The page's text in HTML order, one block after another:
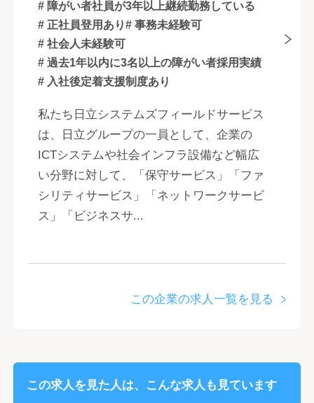
# 障がい者社員が3年以上継続勤務している
# 正社員登用あり# 事務未経験可
# 社会人未経験可
# 過去1年以内に3名以上の障がい者採用実績
# 入社後定着支援制度あり
私たち日立システムズフィールドサービス
は、日立グループの一員として、企業の
ICTシステムや社会インフラ設備など幅広
い分野に対して、「保守サービス」「ファ
シリティサービス」「ネットワークサービ
ス」「ビジネスサ...
この企業の求人一覧を見る
この求人を見た人は、こんな求人も見ています